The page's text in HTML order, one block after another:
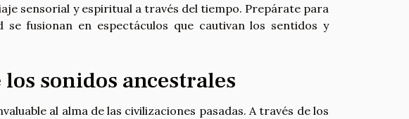
sensorial y espiritual a través del tiempo. Prepárate para
fusionan en espectáculos que cautivan los sentidos y
sonidos ancestrales
al alma de las civilizaciones pasadas. A través de los